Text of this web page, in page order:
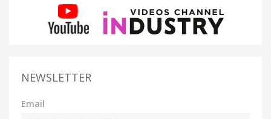
NEWSLETTER
Email